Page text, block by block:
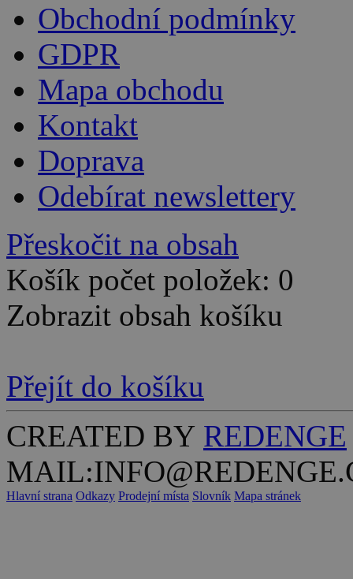
Obchodní podmínky
GDPR
Mapa obchodu
Kontakt
Doprava
Odebírat newslettery
Přeskočit na obsah
Košík počet položek: 0
Zobrazit obsah košíku
Přejít do košíku
CREATED BY REDENGE
Hlavní strana Odkazy Prodejní místa Slovník Mapa stránek